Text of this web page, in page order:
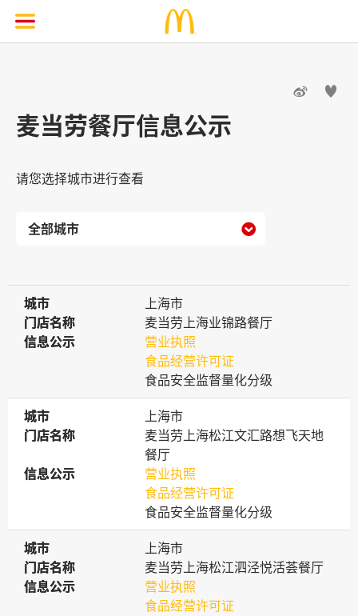
 
麦当劳餐厅信息公示
请您选择城市进行查看

城市
城市
上海市
门店名称
门店名称
麦当劳上海业锦路餐厅
信息公示
信息公示
营业执照
食品经营许可证
食品安全监督量化分级
城市
城市
上海市
门店名称
门店名称
麦当劳上海松江文汇路想飞天地
餐厅
信息公示
信息公示
营业执照
食品经营许可证
食品安全监督量化分级
城市
城市
上海市
门店名称
门店名称
麦当劳上海松江泗泾悦活荟餐厅
信息公示
信息公示
营业执照
食品经营许可证